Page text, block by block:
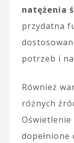
natężenia
przydatna
potrzeb i
Również
różnych